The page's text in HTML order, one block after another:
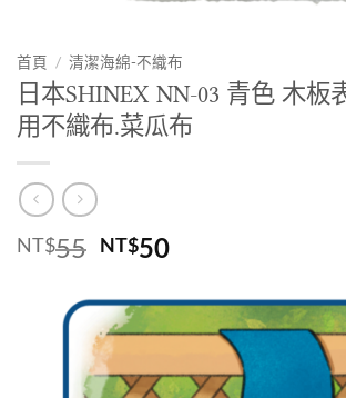
首頁 / 清潔海綿-不織布
日本SHINEX NN-03 青色 木板
用不織布.菜瓜布
NT$55 原
價
格：
NT$55。
NT$50目
價
格：
NT$50。